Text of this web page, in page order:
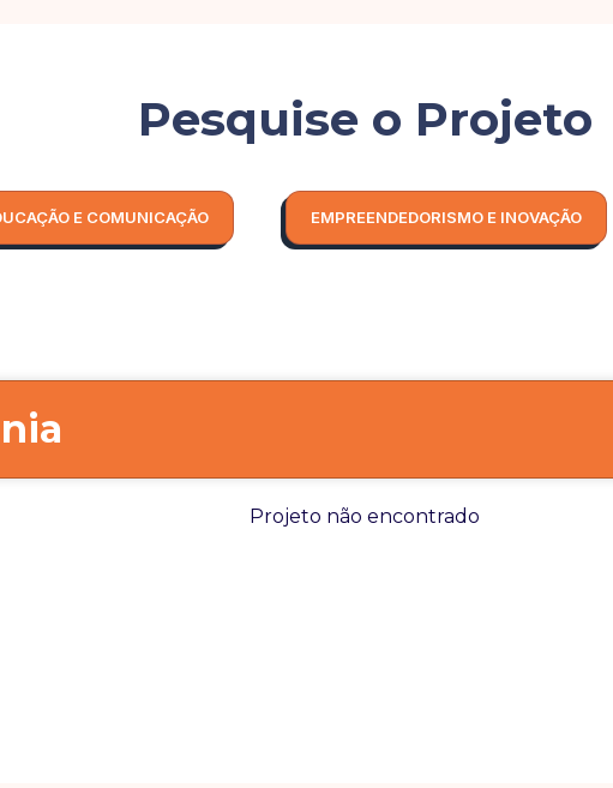
Pesquise o Projeto
E COMUNICAÇÃO EMPREENDEDORISMO E INOVAÇÃO
Projeto não encontrado